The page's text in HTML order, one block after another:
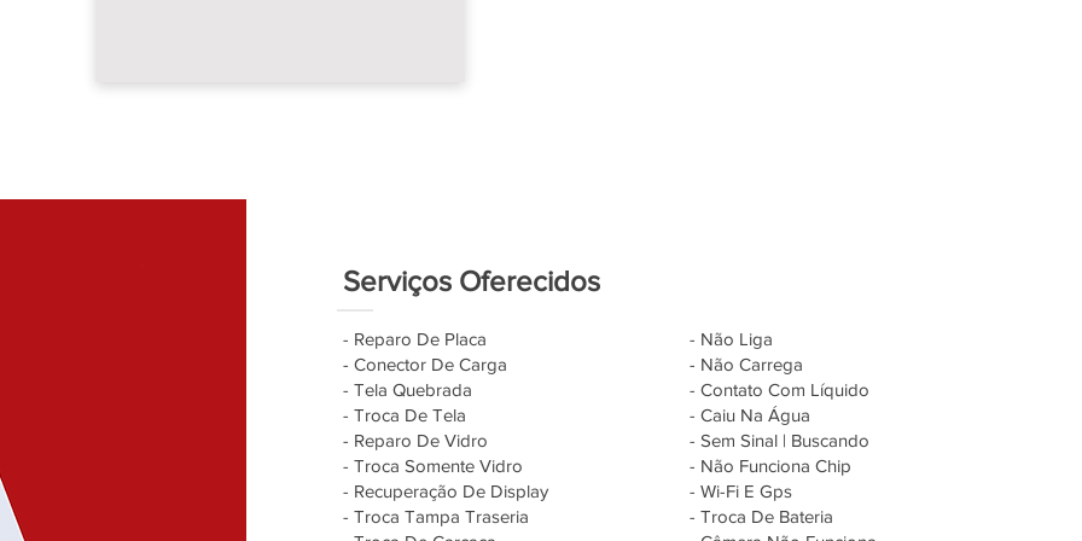
Serviços Oferecidos
- Reparo De Placa
- Conector De Carga
- Tela Quebrada
- Troca De Tela
- Reparo De Vidro
- Troca Somente Vidro
- Recuperação De Display
- Troca Tampa Traseria
- Não Liga
- Não Carrega
- Contato Com Líquido
- Caiu Na Água
- Sem Sinal | Buscando
- Não Funciona Chip
- Wi-Fi E Gps
- Troca De Bateria